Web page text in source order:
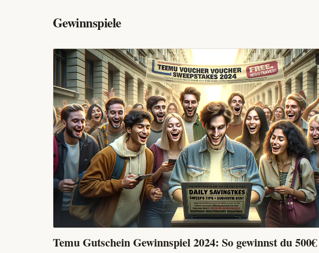
Gewinnspiele
Temu Gutschein Gewinnspiel 2024: So gewinnst du 500€